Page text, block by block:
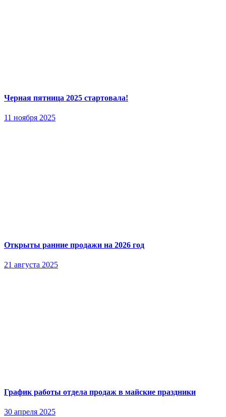
Черная пятница 2025 стартовала!
11 ноября 2025
Открыты ранние продажи на 2026 год
21 августа 2025
График работы отдела продаж в майские праздники
30 апреля 2025